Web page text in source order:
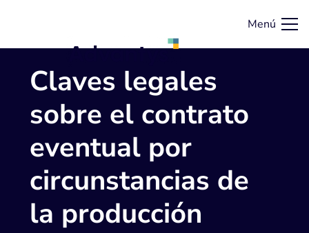
Menú
Claves legales
sobre el contrato
eventual por
circunstancias de
la producción